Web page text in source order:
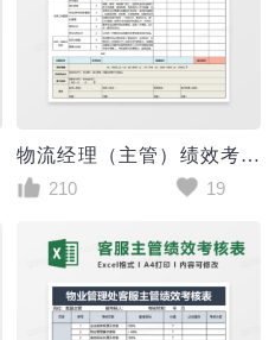
物流经理（主管）绩效考核表Excel模板
210
19